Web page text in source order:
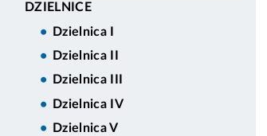
DZIELNICE
Dzielnica I
Dzielnica II
Dzielnica III
Dzielnica IV
Dzielnica V